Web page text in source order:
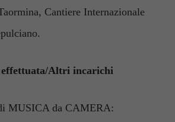
Cantiere Internazionale
Altri incarichi
MUSICA da CAMERA: